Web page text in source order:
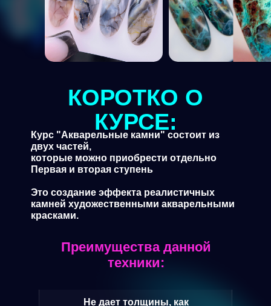
Good
КОРОТКО О
КУРСЕ:
Не дает толщины, как
Курс "Акварельные камни" состоит из
двух частей,
которые можно приобрести отдельно
Первая и вторая ступень
Это создание эффекта реалистичных
камней художественными акварельными
красками.
Преимущества данной
техники: